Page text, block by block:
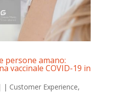
persone amano:
vaccinale COVID-19 in
| Customer Experience,